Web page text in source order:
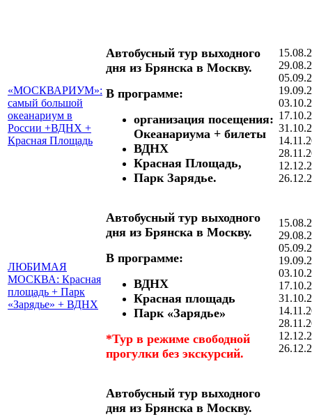
«МОСКВАРИУМ»:
самый большой
океанариум в
России +ВДНХ +
Красная Площадь
Автобусный тур выходного
дня из Брянска в Москву.
В программе:
организация посещения:
Океанариума + билеты
ВДНХ
Красная Площадь,
Парк Зарядье.
ЛЮБИМАЯ
МОСКВА: Красная
площадь + Парк
«Зарядье» + ВДНХ
Автобусный тур выходного
дня из Брянска в Москву.
В программе:
ВДНХ
Красная площадь
Парк «Зарядье»
*Тур в режиме свободной
прогулки без экскурсий.
Автобусный тур выходного
дня из Брянска в Москву.